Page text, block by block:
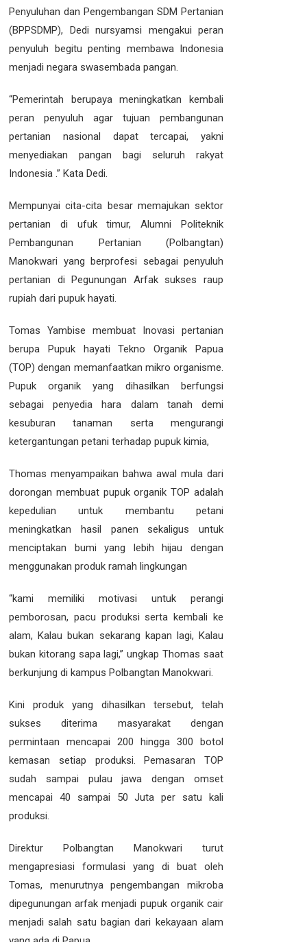
Penyuluhan dan Pengembangan SDM Pertanian
(BPPSDMP), Dedi nursyamsi mengakui peran
penyuluh begitu penting membawa Indonesia
menjadi negara swasembada pangan.
“Pemerintah berupaya meningkatkan kembali
peran penyuluh agar tujuan pembangunan
pertanian nasional dapat tercapai, yakni
menyediakan pangan bagi seluruh rakyat
Indonesia .” Kata Dedi.
Mempunyai cita-cita besar memajukan sektor
pertanian di ufuk timur, Alumni Politeknik
Pembangunan Pertanian (Polbangtan)
Manokwari yang berprofesi sebagai penyuluh
pertanian di Pegunungan Arfak sukses raup
rupiah dari pupuk hayati.
Tomas Yambise membuat Inovasi pertanian
berupa Pupuk hayati Tekno Organik Papua
(TOP) dengan memanfaatkan mikro organisme.
Pupuk organik yang dihasilkan berfungsi
sebagai penyedia hara dalam tanah demi
kesuburan tanaman serta mengurangi
ketergantungan petani terhadap pupuk kimia,
Thomas menyampaikan bahwa awal mula dari
dorongan membuat pupuk organik TOP adalah
kepedulian untuk membantu petani
meningkatkan hasil panen sekaligus untuk
menciptakan bumi yang lebih hijau dengan
menggunakan produk ramah lingkungan
“kami memiliki motivasi untuk perangi
pemborosan, pacu produksi serta kembali ke
alam, Kalau bukan sekarang kapan lagi, Kalau
bukan kitorang sapa lagi,” ungkap Thomas saat
berkunjung di kampus Polbangtan Manokwari.
Kini produk yang dihasilkan tersebut, telah
sukses diterima masyarakat dengan
permintaan mencapai 200 hingga 300 botol
kemasan setiap produksi. Pemasaran TOP
sudah sampai pulau jawa dengan omset
mencapai 40 sampai 50 Juta per satu kali
produksi.
Direktur Polbangtan Manokwari turut
mengapresiasi formulasi yang di buat oleh
Tomas, menurutnya pengembangan mikroba
dipegunungan arfak menjadi pupuk organik cair
menjadi salah satu bagian dari kekayaan alam